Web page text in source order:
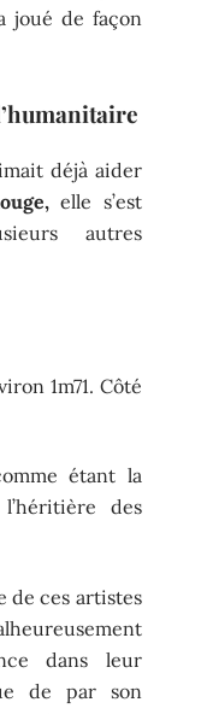
joué de façon
déjà aider
elle s’est
autres
1m71. Côté
étant la
des
de ces artistes
dans leur
de par son